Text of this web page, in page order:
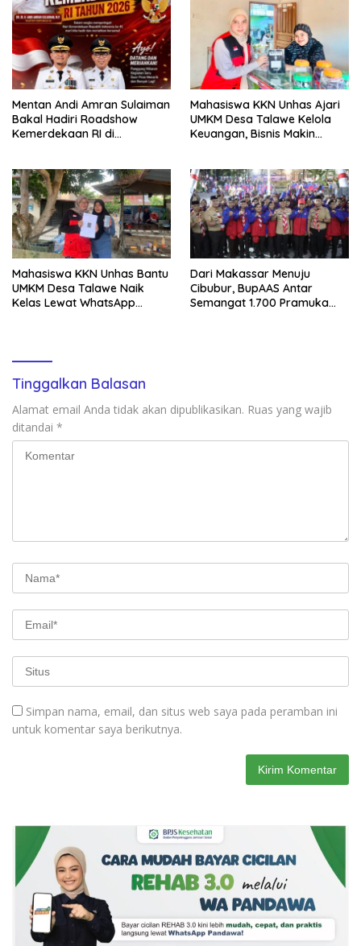
Mentan Andi Amran Sulaiman
Bakal Hadiri Roadshow
Kemerdekaan RI di
Dibagikan
Mahasiswa KKN Unhas Ajari
UMKM Desa Talawe Kelola
Keuangan, Bisnis Makin
Mahasiswa KKN Unhas Bantu
UMKM Desa Talawe Naik
Kelas Lewat WhatsApp
Dari Makassar Menuju
Cibubur, BupAAS Antar
Semangat 1.700 Pramuka
Tinggalkan Balasan
Alamat email Anda tidak akan dipublikasikan. Ruas yang wajib
ditandai *
Simpan nama, email, dan situs web saya pada peramban ini
untuk komentar saya berikutnya.